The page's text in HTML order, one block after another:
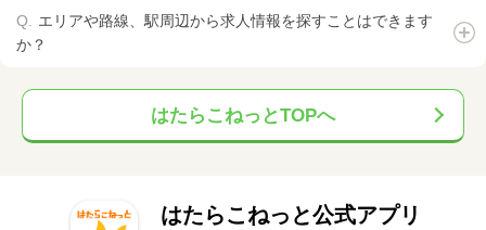
エリアや路線、駅周辺から求人情報を探すことはできます
か？
はたらこねっとTOPへ
はたらこねっと公式アプリ